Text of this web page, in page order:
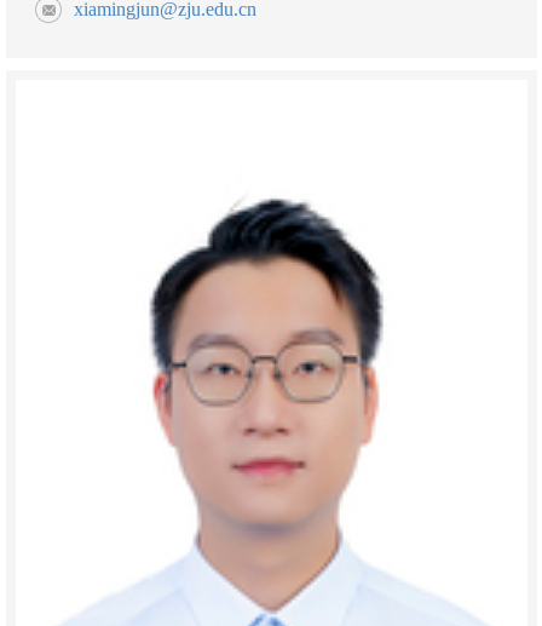
xiamingjun@zju.edu.cn